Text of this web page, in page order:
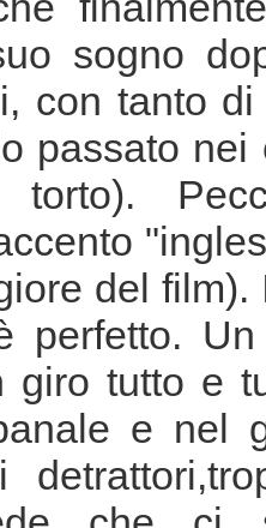
sogno
con tanto
passato nei
torto).
del film).
perfetto.
giro tutto e
e nel